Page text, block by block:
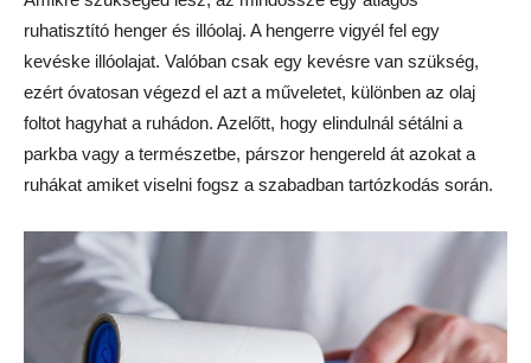
ruhatisztító henger és illóolaj. A hengerre vigyél fel egy
kevéske illóolajat. Valóban csak egy kevésre van szükség,
ezért óvatosan végezd el azt a műveletet, különben az olaj
foltot hagyhat a ruhádon. Azelőtt, hogy elindulnál sétálni a
parkba vagy a természetbe, párszor hengereld át azokat a
ruhákat amiket viselni fogsz a szabadban tartózkodás során.